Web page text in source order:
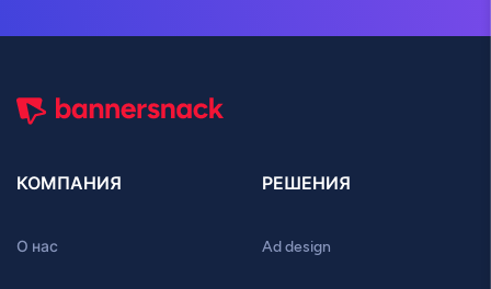
КОМПАНИЯ
О нас
РЕШЕНИЯ
Ad design